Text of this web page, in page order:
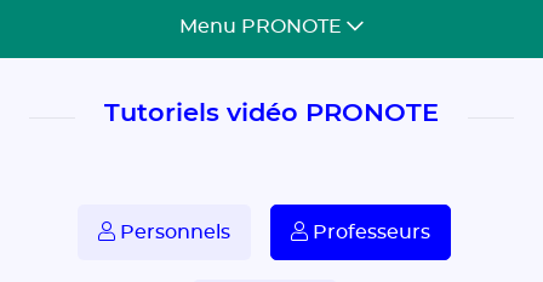
Menu PRONOTE
Tutoriels vidéo PRONOTE
Personnels Professeurs